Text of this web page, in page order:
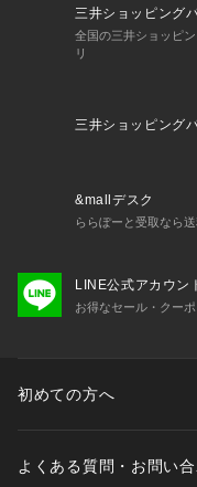
三井ショッピング
全国の三井ショッピ
リ
三井ショッピング
&mallデスク
ららぽーと受取なら
LINE公式アカウン
お得なセール・クー
初めての方へ
よくある質問・お問い